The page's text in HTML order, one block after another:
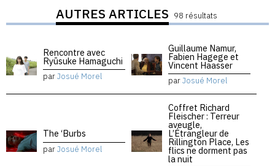
AUTRES ARTICLES 98 résultats
Rencontre avec
Ryūsuke Hamaguchi
parJosué Morel
Guillaume Namur,
Fabien Hagege et
Vincent Haasser
parJosué Morel
The ‘Burbs
parJosué Morel
Coffret Richard
Fleischer : Terreur
aveugle,
L’Étrangleur de
Rillington Place, Les
flics ne dorment pas
la nuit